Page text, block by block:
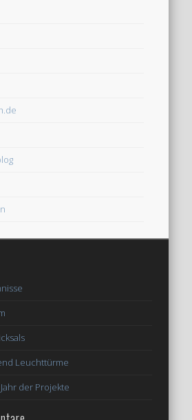
Leuchttürme
der Projekte